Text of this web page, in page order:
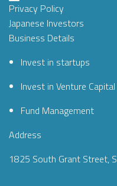
Japanese Investors
Privacy Policy
Business Details
Invest in startups
Invest in Venture
Fund Management
Address
1825 South Grant Street,